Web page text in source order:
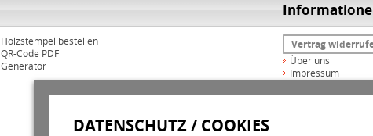
DATENSCHUTZ / COOKIES
Holzstempel bestellen
QR-Code PDF
Generator
Vertrag
Über uns
Impressum
AGB